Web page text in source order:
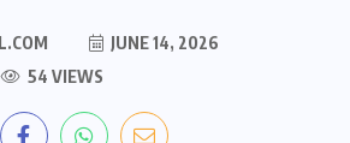
JUNE 14, 2026
54 VIEWS